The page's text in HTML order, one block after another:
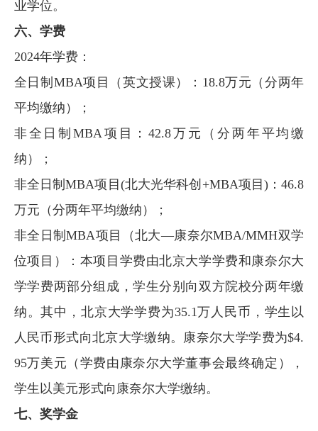
业学位。
六、学费
2024年学费：
全日制MBA项目（英文授课）：18.8万元（分两年
平均缴纳）；
非全日制MBA项目：42.8万元（分两年平均缴
纳）；
非全日制MBA项目(北大光华科创+MBA项目)：46.8
万元（分两年平均缴纳）；
非全日制MBA项目（北大—康奈尔MBA/MMH双学
位项目）：本项目学费由北京大学学费和康奈尔大
学学费两部分组成，学生分别向双方院校分两年缴
纳。其中，北京大学学费为35.1万人民币，学生以
人民币形式向北京大学缴纳。康奈尔大学学费为$4.
95万美元（学费由康奈尔大学董事会最终确定），
学生以美元形式向康奈尔大学缴纳。
七、奖学金